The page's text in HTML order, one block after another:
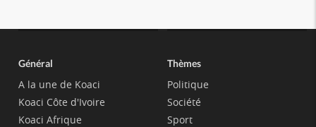
Général
A la une de Koaci
Koaci Côte d'Ivoire
Koaci Afrique
Thèmes
Politique
Société
Sport